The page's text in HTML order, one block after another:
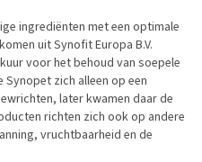
ingrediënten met een optimale
uit Synofit Europa B.V.
voor het behoud van soepele
zich alleen op een
later kwamen daar de
richten zich ook op andere
vruchtbaarheid en de